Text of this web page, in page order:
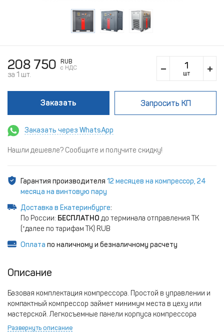
208 750
RUB
c НДС
за 1 шт. шт
Заказать Запросить КП
Заказать через WhatsApp
Нашли дешевле? Сообщите и получите скидку!
Гарантия производителя 12 месяцев на компрессор, 24
месяца на винтовую пару
Доставка в Екатеринбурге:
По России: БЕСПЛАТНО до терминала отправления ТК
(*далее по тарифам ТК) RUB
Оплата по наличному и безналичному расчету
Описание
Базовая комплектация компрессора. Простой в управлении и
компактный компрессор займет минимум места в цеху или
мастерской. Легкосъемные панели корпуса компрессора
обеспечивают удобный доступ к любым внутренним
Развернуть описание